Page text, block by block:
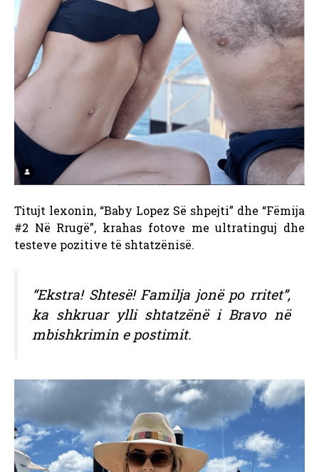
Titujt lexonin, “Baby Lopez Së shpejti” dhe “Fëmija
#2 Në Rrugë”, krahas fotove me ultratinguj dhe
testeve pozitive të shtatzënisë.
“Ekstra! Shtesë! Familja jonë po rritet”,
ka shkruar ylli shtatzënë i Bravo në
mbishkrimin e postimit.